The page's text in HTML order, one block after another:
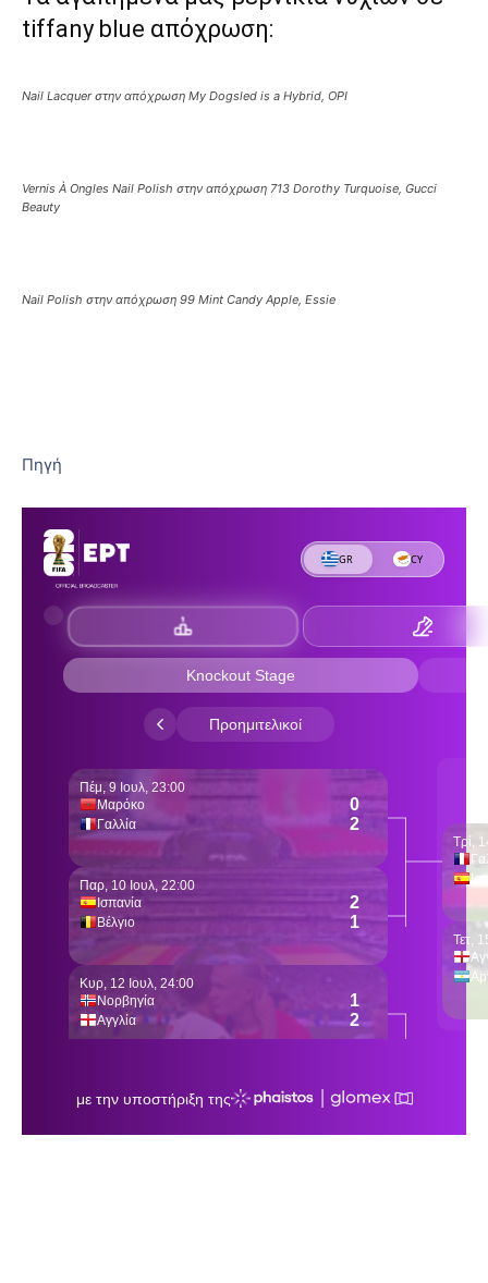
tiffany blue απόχρωση:
Nail Lacquer στην απόχρωση My Dogsled is a Hybrid, OPI
Vernis À Ongles Nail Polish στην απόχρωση 713 Dorothy Turquoise, Gucci
Beauty
Nail Polish στην απόχρωση 99 Mint Candy Apple, Essie
Πηγή